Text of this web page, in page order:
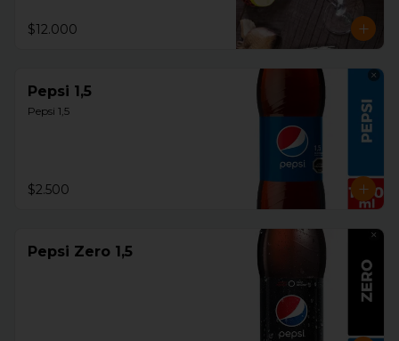
$12.000
Pepsi 1,5
Pepsi 1,5
$2.500
Pepsi Zero 1,5